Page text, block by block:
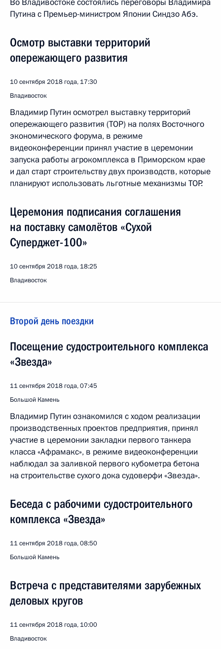
Путина с Премьер-министром Японии Синдзо Абэ.
Осмотр выставки территорий
опережающего развития
10 сентября 2018 года, 17:30
Владивосток
Владимир Путин осмотрел выставку территорий
опережающего развития (ТОР) на полях Восточного
экономического форума, в режиме
видеоконференции принял участие в церемонии
запуска работы агрокомплекса в Приморском крае
и дал старт строительству двух производств, которые
планируют использовать льготные механизмы ТОР.
Церемония подписания соглашения
на поставку самолётов «Сухой
Суперджет-100»
10 сентября 2018 года, 18:25
Владивосток
Второй день поездки
Посещение судостроительного комплекса
«Звезда»
11 сентября 2018 года, 07:45
Большой Камень
Владимир Путин ознакомился с ходом реализации
производственных проектов предприятия, принял
участие в церемонии закладки первого танкера
класса «Афрамакс», в режиме видеоконференции
наблюдал за заливкой первого кубометра бетона
на строительстве сухого дока судоверфи «Звезда».
Беседа с рабочими судостроительного
комплекса «Звезда»
11 сентября 2018 года, 08:50
Большой Камень
Встреча с представителями зарубежных
деловых кругов
11 сентября 2018 года, 10:00
Владивосток